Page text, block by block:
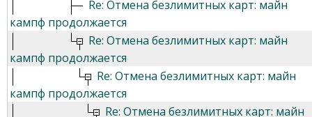
Re: Отмена безлимитных карт: майн
кампф продолжается
Re: Отмена безлимитных карт: майн
кампф продолжается
Re: Отмена безлимитных карт: майн
кампф продолжается
Re: Отмена безлимитных карт: майн